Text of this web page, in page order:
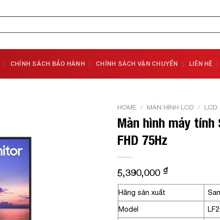
CHÍNH SÁCH BẢO HÀNH CHÍNH SÁCH VẬN CHUYỂN LIÊN HỆ
Wishlist
HOME / MÀN HÌNH LCD / LCD
Màn hình máy tính
FHD 75Hz
5,390,000 ₫
Hãng sản xuất
Model